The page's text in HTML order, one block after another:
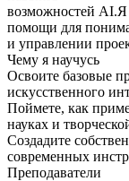
возможностей AI.Я
помощи для
и управлении
Чему я научусь
Освоите базовые
искусственного
Поймете, как
науках и
Создадите
современных
Преподаватели